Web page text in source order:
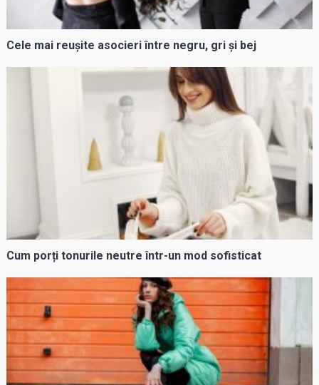
Cele mai reușite asocieri între negru, gri și bej
Cum porți tonurile neutre într-un mod sofisticat